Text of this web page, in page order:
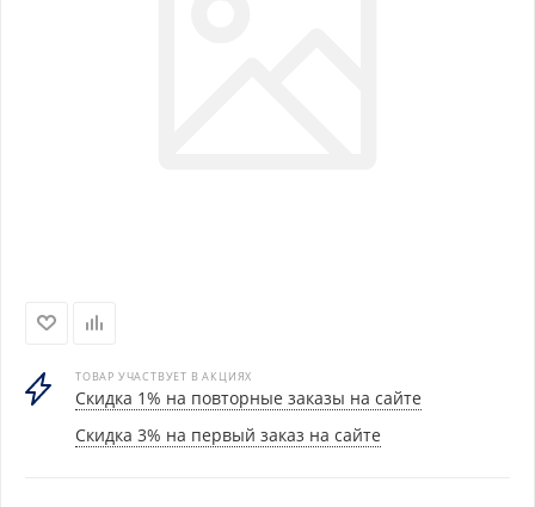
ТОВАР УЧАСТВУЕТ В АКЦИЯХ
Скидка 1% на повторные заказы на сайте
Скидка 3% на первый заказ на сайте